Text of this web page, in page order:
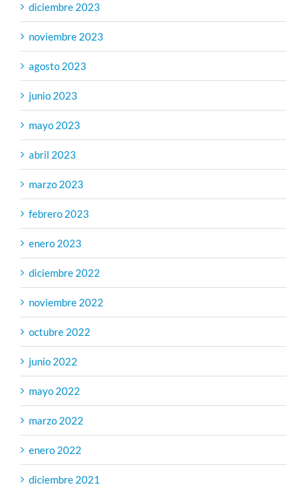
diciembre 2023
noviembre 2023
agosto 2023
junio 2023
mayo 2023
abril 2023
marzo 2023
febrero 2023
enero 2023
diciembre 2022
noviembre 2022
octubre 2022
junio 2022
mayo 2022
marzo 2022
enero 2022
diciembre 2021